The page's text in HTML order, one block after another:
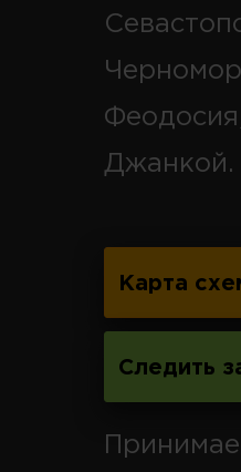
Джанкой.
Карта
Следить